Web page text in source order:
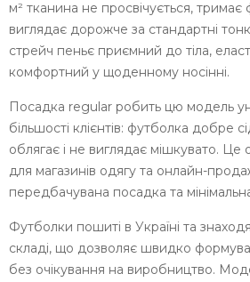
м² тканина не просвічується,
виглядає дорожче за стандартні
стрейч пеньє приємний до тіла,
комфортний у щоденному носінні.
Посадка regular робить цю модель
більшості клієнтів: футболка добре
облягає і не виглядає мішкувато. Це
для магазинів одягу та онлайн-
передбачувана посадка та
Футболки пошиті в Україні та
складі, що дозволяє швидко
без очікування на виробництво.